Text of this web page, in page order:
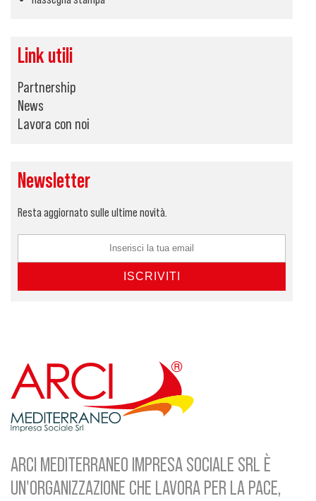
Link utili
Partnership
News
Lavora con noi
Newsletter
Resta aggiornato sulle ultime novità.
ARCI MEDITERRANEO IMPRESA SOCIALE SRL È
UN'ORGANIZZAZIONE CHE LAVORA PER LA PACE,